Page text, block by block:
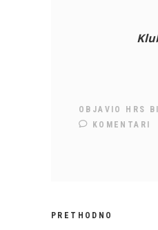
OBJAVIO
HRS
KOMENTARI
PRETHODNO